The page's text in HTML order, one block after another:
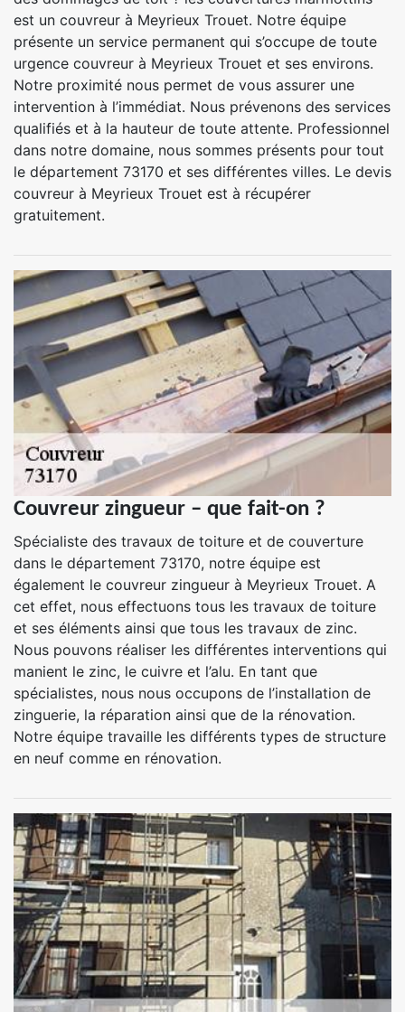
est un couvreur à Meyrieux Trouet. Notre équipe
présente un service permanent qui s’occupe de toute
urgence couvreur à Meyrieux Trouet et ses environs.
Notre proximité nous permet de vous assurer une
intervention à l’immédiat. Nous prévenons des services
qualifiés et à la hauteur de toute attente. Professionnel
dans notre domaine, nous sommes présents pour tout
le département 73170 et ses différentes villes. Le devis
couvreur à Meyrieux Trouet est à récupérer
gratuitement.
Couvreur zingueur – que fait-on ?
Spécialiste des travaux de toiture et de couverture
dans le département 73170, notre équipe est
également le couvreur zingueur à Meyrieux Trouet. A
cet effet, nous effectuons tous les travaux de toiture
et ses éléments ainsi que tous les travaux de zinc.
Nous pouvons réaliser les différentes interventions qui
manient le zinc, le cuivre et l’alu. En tant que
spécialistes, nous nous occupons de l’installation de
zinguerie, la réparation ainsi que de la rénovation.
Notre équipe travaille les différents types de structure
en neuf comme en rénovation.